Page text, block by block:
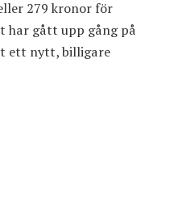
279 kronor för
har gått upp gång på
ett nytt, billigare